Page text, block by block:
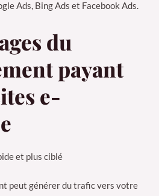
Ads, Bing Ads et Facebook Ads.
du
payant
e-
et plus ciblé
peut générer du trafic vers votre